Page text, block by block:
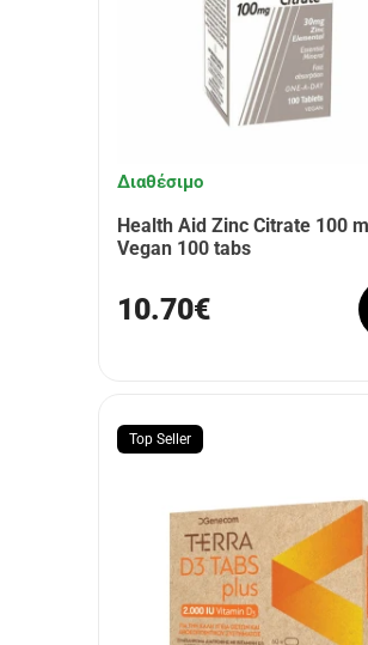
Διαθέσιμο
Health Aid Zinc Citrate 100
Vegan 100 tabs
10.70€
Top Seller